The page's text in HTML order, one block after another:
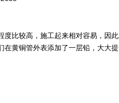
比较高，施工起来相对容易，因此
黄铜管外表添加了一层铅，大大